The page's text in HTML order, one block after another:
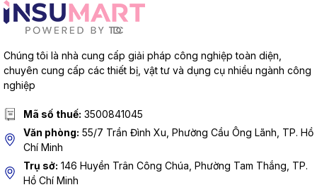
Chúng tôi là nhà cung cấp giải pháp công nghiệp toàn diện,
chuyên cung cấp các thiết bị, vật tư và dụng cụ nhiều ngành công
nghiệp
Mã số thuế: 3500841045
Văn phòng: 55/7 Trần Đình Xu, Phường Cầu Ông Lãnh, TP. Hồ
Chí Minh
Trụ sở: 146 Huyền Trân Công Chúa, Phường Tam Thắng, TP.
Hồ Chí Minh